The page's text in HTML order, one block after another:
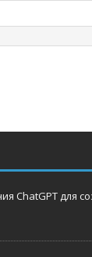
ChatGPT для